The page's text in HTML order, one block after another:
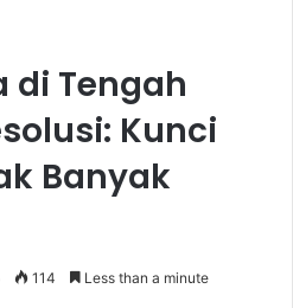
di Tengah
Kunci
Banyak
114 Less than a minute